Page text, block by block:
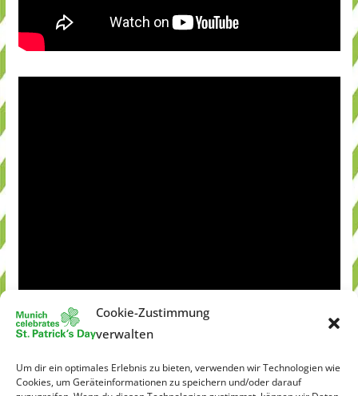
Cookie-Zustimmung
verwalten
Um dir ein optimales Erlebnis zu bieten, verwenden wir Technologien wie
Cookies, um Geräteinformationen zu speichern und/oder darauf